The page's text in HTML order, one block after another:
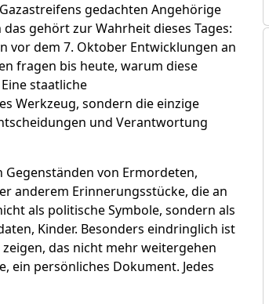
gedachten Angehörige
gehört zur Wahrheit dieses Tages:
vor dem 7. Oktober Entwicklungen an
fragen bis heute, warum diese
staatliche
Werkzeug, sondern die einzige
und Verantwortung
von Ermordeten,
anderem Erinnerungsstücke, die an
als politische Symbole, sondern als
Kinder. Besonders eindringlich ist
das nicht mehr weitergehen
ein persönliches Dokument. Jedes